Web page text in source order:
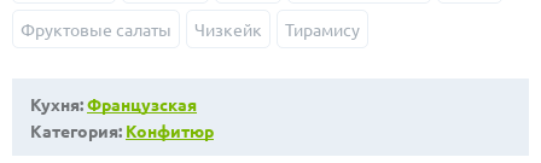
Фруктовые салаты Чизкейк Тирамису
Кухня:Французская
Категория: Конфитюр